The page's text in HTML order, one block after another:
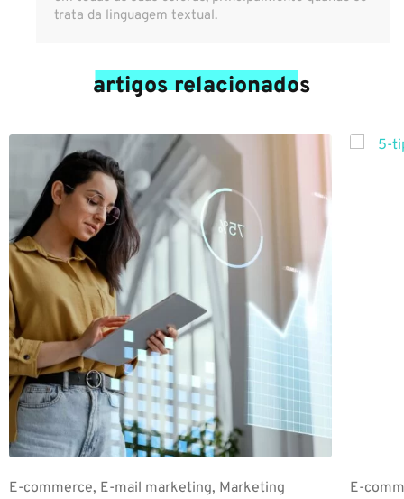
trata da linguagem textual.
artigos relacionados
E-commerce, E-mail marketing, Marketing E-